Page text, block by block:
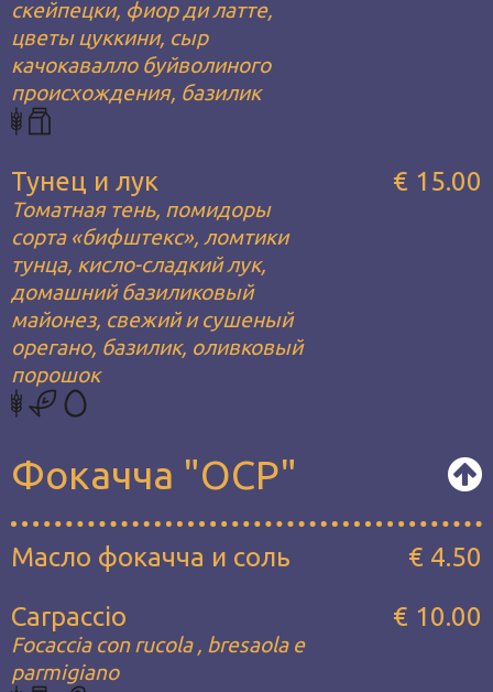
скейпецки, фиор ди латте,
цветы цуккини, сыр
качокавалло буйволиного
происхождения, базилик
Тунец и лук
Томатная тень, помидоры
сорта «бифштекс», ломтики
тунца, кисло-сладкий лук,
домашний базиликовый
майонез, свежий и сушеный
орегано, базилик, оливковый
порошок
€ 15.00
Фокачча "OCP"
Масло фокачча и соль
€ 4.50
Carpaccio
Focaccia con rucola , bresaola e
parmigiano
€ 10.00